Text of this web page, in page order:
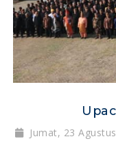
Jumat, 23